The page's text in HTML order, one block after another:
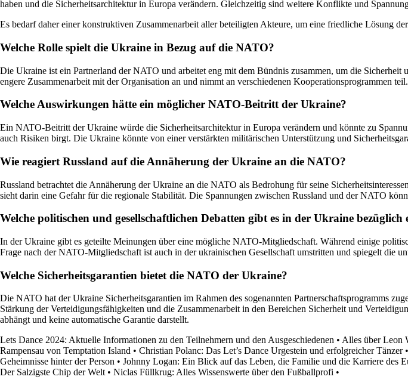
haben und die Sicherheitsarchitektur in Europa verändern. Gleichzeitig sind weitere Konflikte und
Es bedarf daher einer konstruktiven Zusammenarbeit aller beteiligten Akteure, um eine friedliche Lösung
Welche Rolle spielt die Ukraine in Bezug auf die NATO?
Die Ukraine ist ein Partnerland der NATO und arbeitet eng mit dem Bündnis zusammen, um die
engere Zusammenarbeit mit der Organisation an und nimmt an verschiedenen Kooperationsprogrammen teil.
Welche Auswirkungen hätte ein möglicher NATO-Beitritt der Ukraine?
Ein NATO-Beitritt der Ukraine würde die Sicherheitsarchitektur in Europa verändern und könnte zu
auch Risiken birgt. Die Ukraine könnte von einer verstärkten militärischen Unterstützung und
Wie reagiert Russland auf die Annäherung der Ukraine an die NATO?
Russland betrachtet die Annäherung der Ukraine an die NATO als Bedrohung für seine
sieht darin eine Gefahr für die regionale Stabilität. Die Spannungen zwischen Russland und der NATO
Welche politischen und gesellschaftlichen Debatten gibt es in der Ukraine
In der Ukraine gibt es geteilte Meinungen über eine mögliche NATO-Mitgliedschaft. Während einige
Frage nach der NATO-Mitgliedschaft ist auch in der ukrainischen Gesellschaft umstritten und spiegelt die
Welche Sicherheitsgarantien bietet die NATO der Ukraine?
Die NATO hat der Ukraine Sicherheitsgarantien im Rahmen des sogenannten Partnerschaftsprogramms
Stärkung der Verteidigungsfähigkeiten und die Zusammenarbeit in den Bereichen Sicherheit und
abhängt und keine automatische Garantie darstellt.
Lets Dance 2024: Aktuelle Informationen zu den Teilnehmern und den Ausgeschiedenen • Alles über Leon
Rampensau von Temptation Island • Christian Polanc: Das Let’s Dance Urgestein und erfolgreicher Tänzer•
Geheimnisse hinter der Person • Johnny Logan: Ein Blick auf das Leben, die Familie und die Karriere des
Der Salzigste Chip der Welt • Niclas Füllkrug: Alles Wissenswerte über den Fußballprofi •